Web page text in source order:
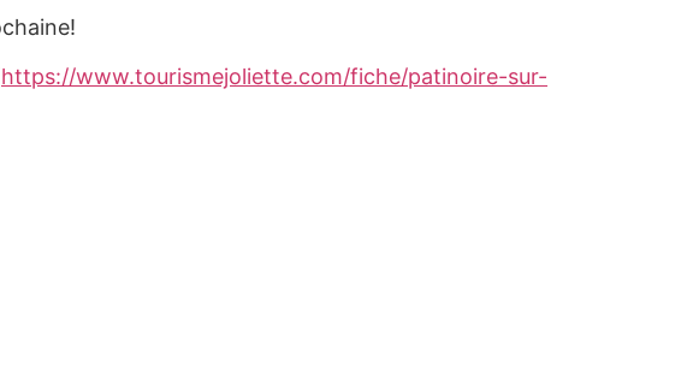
https://www.tourismejoliette.com/fiche/patinoire-sur-